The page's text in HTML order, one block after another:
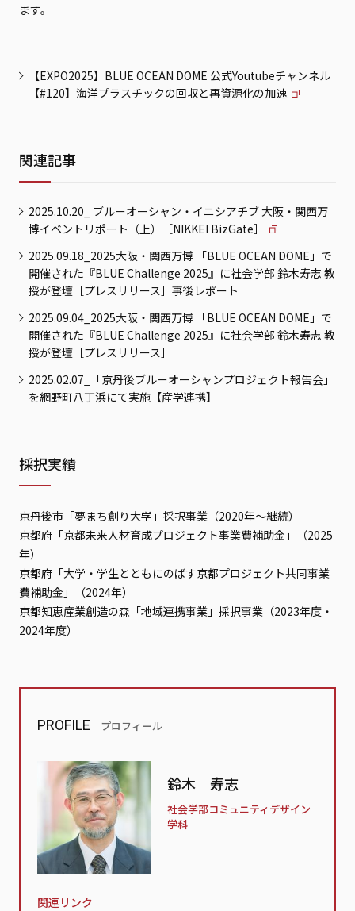
ます。
【EXPO2025】BLUE OCEAN DOME 公式Youtubeチャンネル
【#120】海洋プラスチックの回収と再資源化の加速
関連記事
2025.10.20_ ブルーオーシャン・イニシアチブ 大阪・関西万
博イベントリポート（上）［NIKKEI BizGate］
2025.09.18_2025大阪・関西万博 「BLUE OCEAN DOME」で
開催された『BLUE Challenge 2025』に社会学部 鈴木寿志 教
授が登壇［プレスリリース］事後レポート
2025.09.04_2025大阪・関西万博 「BLUE OCEAN DOME」で
開催された『BLUE Challenge 2025』に社会学部 鈴木寿志 教
授が登壇［プレスリリース］
2025.02.07_「京丹後ブルーオーシャンプロジェクト報告会」
を網野町八丁浜にて実施【産学連携】
採択実績
京丹後市「夢まち創り大学」採択事業（2020年～継続）
京都府「京都未来人材育成プロジェクト事業費補助金」（2025
年）
京都府「大学・学生とともにのばす京都プロジェクト共同事業
費補助金」（2024年）
京都知恵産業創造の森「地域連携事業」採択事業（2023年度・
2024年度）
PROFILE プロフィール
鈴木 寿志
社会学部コミュニティデザイン
学科
関連リンク